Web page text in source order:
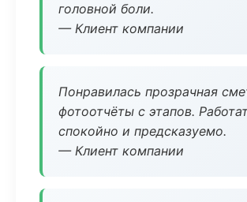
головной боли.
— Клиент компании
Понравилась прозрачная
фотоотчёты с этапов.
спокойно и предсказуемо.
— Клиент компании